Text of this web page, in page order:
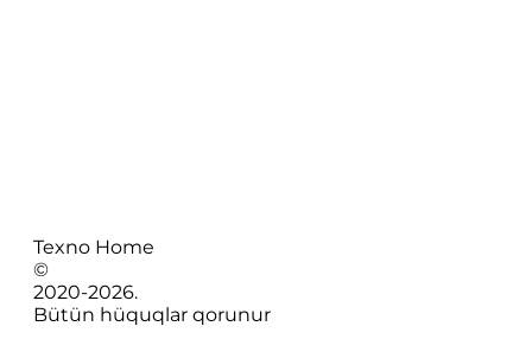
Texno Home
©
2020-2026.
Bütün hüquqlar qorunur